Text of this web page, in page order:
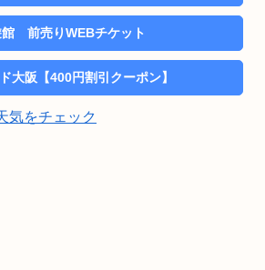
館 前売りWEBチケット
大阪【400円割引クーポン】
気をチェック